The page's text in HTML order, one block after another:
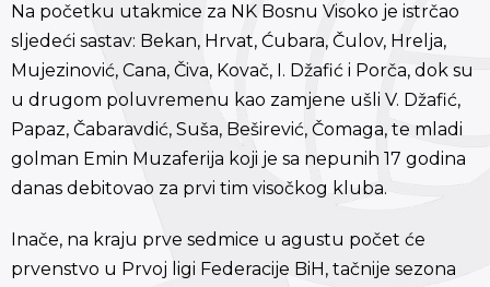
Na početku utakmice za NK Bosnu Visoko je istrčao
sljedeći sastav: Bekan, Hrvat, Ćubara, Čulov, Hrelja,
Mujezinović, Cana, Čiva, Kovač, I. Džafić i Porča, dok su
u drugom poluvremenu kao zamjene ušli V. Džafić,
Papaz, Čabaravdić, Suša, Beširević, Čomaga, te mladi
golman Emin Muzaferija koji je sa nepunih 17 godina
danas debitovao za prvi tim visočkog kluba.
Inače, na kraju prve sedmice u agustu počet će
prvenstvo u Prvoj ligi Federacije BiH, tačnije sezona